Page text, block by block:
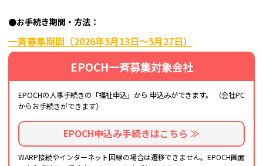
●お手続き期間・方法：
一斉募集期間（2026年5月13日～5月27日）
EPOCH一斉募集対象会社
EPOCHの人事手続きの「福祉申込」から 申込みができます。
（会社PC
からお手続きができます）
EPOCH申込み手続きはこちら ≫
WARP接続やインターネット回線の場合は遷移できません。EPOCH画面